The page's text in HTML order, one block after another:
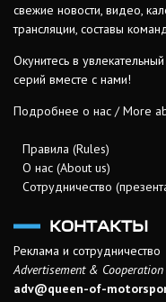
свежие новости, видео,
трансляции, составы
Окунитесь в
серий вместе с нами!
Подробнее о нас / More
Правила (Rules)
О нас (About us)
Сотрудничество
КОНТАКТЫ
Реклама и сотрудничество
Advertisement & Cooperation
adv@queen-of-